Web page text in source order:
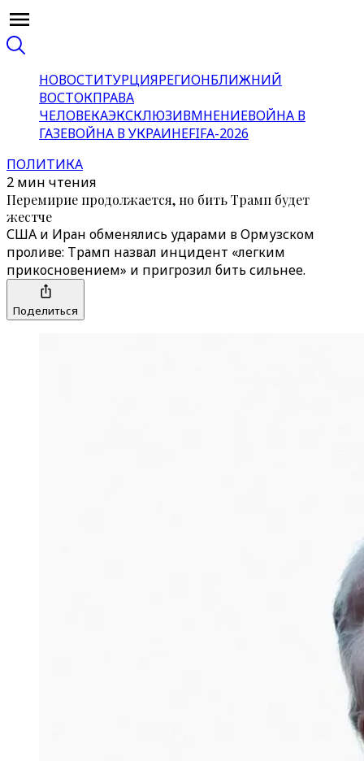
НОВОСТИТУРЦИЯРЕГИОНБЛИЖНИЙ
ВОСТОКПРАВА
ЧЕЛОВЕКАЭКСКЛЮЗИВМНЕНИЕВОЙНА В
ГАЗЕВОЙНА В УКРАИНЕFIFA-2026
ПОЛИТИКА
2 мин чтения
Перемирие продолжается, но бить Трамп будет
жестче
США и Иран обменялись ударами в Ормузском
проливе: Трамп назвал инцидент «легким
прикосновением» и пригрозил бить сильнее.
Поделиться